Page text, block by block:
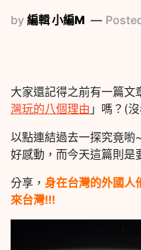
by 編輯 小編M
大家還記得之前有一篇文
灣玩的八個理由 」嗎？(
以點連結過去一探究竟
好感動，而今天這篇則是
分享， 身在台灣的外國人
來台灣!!!